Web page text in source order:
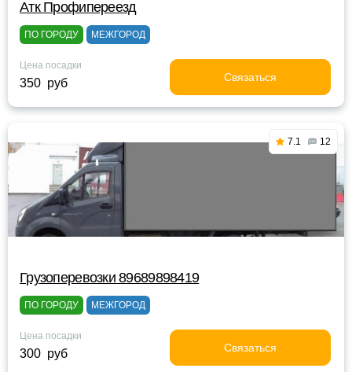
Атк Профипереезд
ПО ГОРОДУ МЕЖГОРОД
Цена посадки
350 руб Связаться
7.1 12
Грузоперевозки 89689898419
ПО ГОРОДУ МЕЖГОРОД
Цена посадки
300 руб Связаться